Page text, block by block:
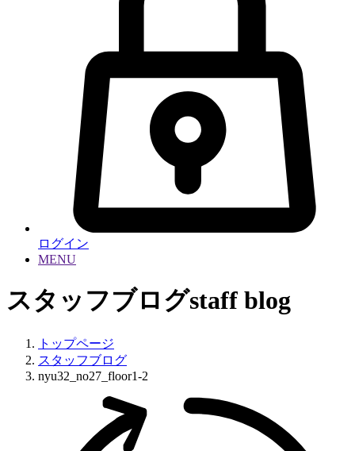
ログイン
MENU
スタッフブログstaff blog
トップページ
スタッフブログ
nyu32_no27_floor1-2